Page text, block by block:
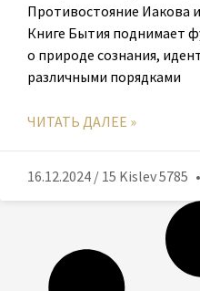
Противостояние Иакова
Книге Бытия поднимает
о природе сознания,
различными порядками
ЧИТАТЬ ДАЛЕЕ »
16.12.2024 / 15 Kislev 5785